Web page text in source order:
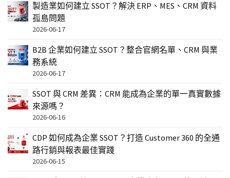
製造業如何建立 SSOT？解決 ERP、MES、CRM 資料
孤島問題
2026-06-17
B2B 企業如何建立 SSOT？整合官網名單、CRM 與業
務系統
2026-06-17
SSOT 與 CRM 差異：CRM 能成為企業的單一真實數據
來源嗎？
2026-06-16
CDP 如何成為企業 SSOT？打造 Customer 360 的全通
路行銷與報表最佳實踐
2026-06-15